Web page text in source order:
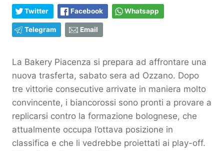
Twitter Facebook Whatsapp
Telegram Email
La Bakery Piacenza si prepara ad affrontare una
nuova trasferta, sabato sera ad Ozzano. Dopo
tre vittorie consecutive arrivate in maniera molto
convincente, i biancorossi sono pronti a provare a
replicarsi contro la formazione bolognese, che
attualmente occupa l’ottava posizione in
classifica e che li vedrebbe proiettati ai play-off.